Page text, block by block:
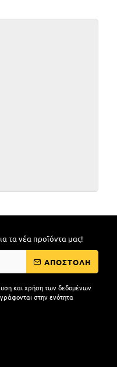
τα νέα προϊόντα μας!
ΑΠΟΣΤΟΛΗ
και χρήση των δεδομένων
στην ενότητα